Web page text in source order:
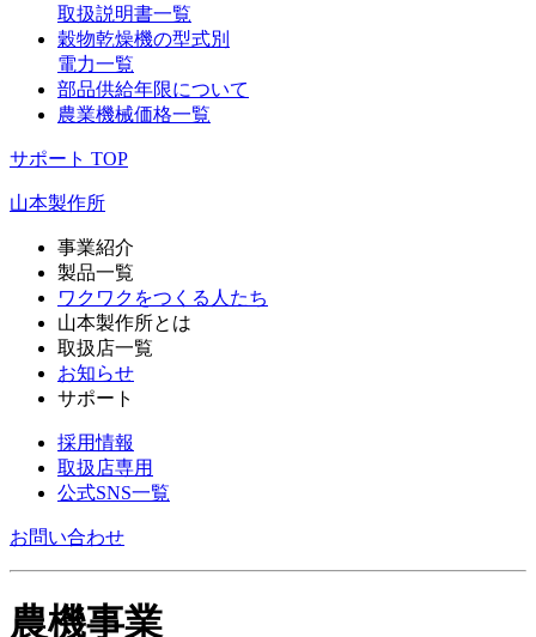
取扱説明書一覧
穀物乾燥機の型式別
電力一覧
部品供給年限について
農業機械価格一覧
サポート TOP
山本製作所
事業紹介
製品一覧
ワクワクをつくる人たち
山本製作所とは
取扱店一覧
お知らせ
サポート
採用情報
取扱店専用
公式SNS一覧
お問い合わせ
農機事業